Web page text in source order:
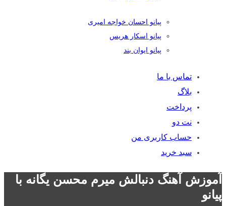
پیانو احسان خواجه امیری
پیانو اسکار هریس
پیانو ایوان بند
تماس با ما
بلاگ
پرداخت
نت دو
حساب کاربری من
سبد خرید
آموزش آهنگ دنبالش میرم محسن یگانه با
پیانو